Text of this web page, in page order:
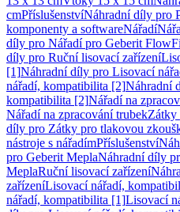
cmPříslušenstvíNáhradní díly pro
komponenty a softwareNářadí
díly pro Nářadí pro Geberit
díly pro Ruční lisovací zařízení
[1]Náhradní díly pro Lisovací
nářadí, kompatibilita [2]Náhradní
kompatibilita [2]Nářadí na
Nářadí na zpracování trubekZátky
díly pro Zátky pro tlakovou
nástroje s nářadímPříslušenství
pro Geberit MeplaNáhradní díly
MeplaRuční lisovací zařízení
zařízeníLisovací nářadí,
nářadí, kompatibilita [1]Lisovací